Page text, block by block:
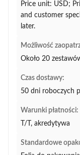
Price unit: USD;
and customer
later.
Możliwość
Około 20
Czas dostawy:
50 dni roboczych
Warunki płatności:
T/T, akredytywa
Standardowe